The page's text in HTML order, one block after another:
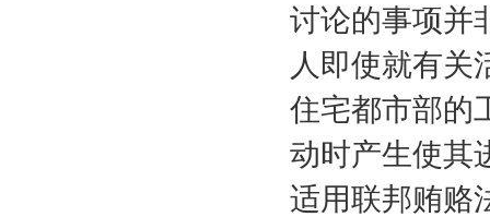
讨论的事项并
人即使就有关
住宅都市部的
动时产生使其
适用联邦贿赂